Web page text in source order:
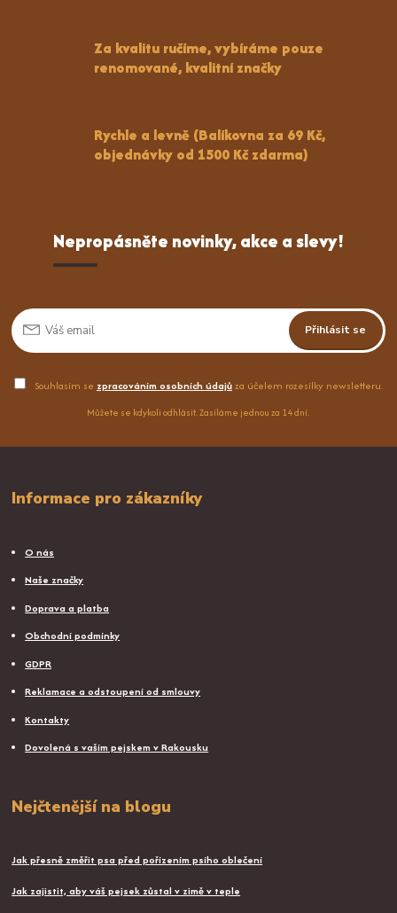
Za kvalitu ručíme, vybíráme pouze
renomované, kvalitní značky
Rychle a levně (Balíkovna za 69 Kč,
objednávky od 1500 Kč zdarma)
Nepropásněte novinky, akce a slevy!
Přihlásit se
Souhlasím se zpracováním osobních údajůza účelem rozesílky newsletteru.
Můžete se kdykoli odhlásit. Zasíláme jednou za 14 dní.
Informace pro zákazníky
O nás
Naše značky
Doprava a platba
Obchodní podmínky
GDPR
Reklamace a odstoupení od smlouvy
Kontakty
Dovolená s vaším pejskem v Rakousku
Nejčtenější na blogu
Jak přesně změřit psa před pořízením psího oblečení
Jak zajistit, aby váš pejsek zůstal v zimě v teple